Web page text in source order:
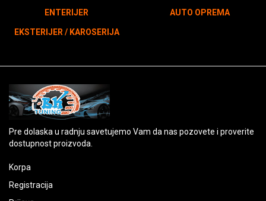
ENTERIJER
EKSTERIJER / KAROSERIJA
AUTO OPREMA
Pre dolaska u radnju savetujemo Vam da nas pozovete i proverite
dostupnost proizvoda.
Korpa
Registracija